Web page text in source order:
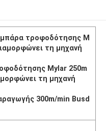
μπάρα τροφοδότησης M
τη μηχανή
Mylar 250m
τη μηχανή
300m/min Busd